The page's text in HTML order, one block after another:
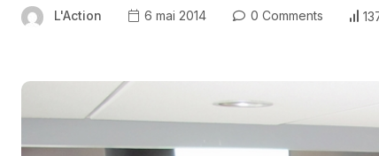
L'Action 6 mai 2014 0 Comments